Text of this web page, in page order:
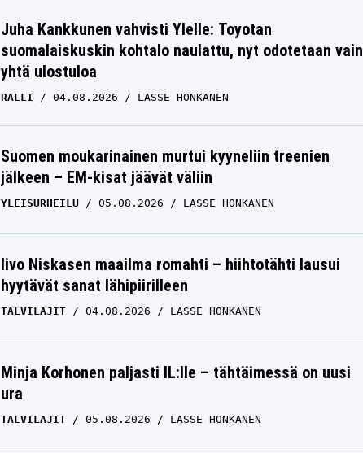
Juha Kankkunen vahvisti Ylelle: Toyotan
suomalaiskuskin kohtalo naulattu, nyt odotetaan vain
yhtä ulostuloa
RALLI 04.08.2026 LASSE HONKANEN
Suomen moukarinainen murtui kyyneliin treenien
jälkeen – EM-kisat jäävät väliin
YLEISURHEILU 05.08.2026 LASSE HONKANEN
Iivo Niskasen maailma romahti – hiihtotähti lausui
hyytävät sanat lähipiirilleen
TALVILAJIT 04.08.2026 LASSE HONKANEN
Minja Korhonen paljasti IL:lle – tähtäimessä on uusi
ura
TALVILAJIT 05.08.2026 LASSE HONKANEN